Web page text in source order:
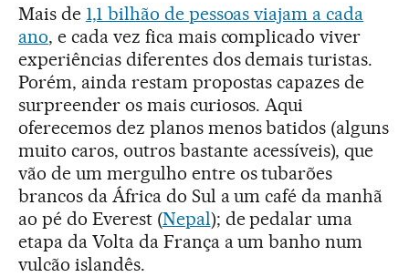
Mais de 1,1 bilhão de pessoas viajam a cada
ano, e cada vez fica mais complicado viver
experiências diferentes dos demais turistas.
Porém, ainda restam propostas capazes de
surpreender os mais curiosos. Aqui
oferecemos dez planos menos batidos (alguns
muito caros, outros bastante acessíveis), que
vão de um mergulho entre os tubarões
brancos da África do Sul a um café da manhã
ao pé do Everest (Nepal); de pedalar uma
etapa da Volta da França a um banho num
vulcão islandês.